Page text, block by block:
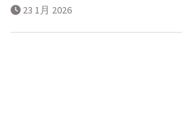
23 1月 2026